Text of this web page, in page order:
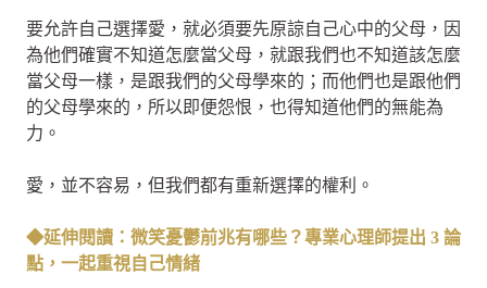
要允許自己選擇愛，就必須要先原諒自己心中的父母，因
為他們確實不知道怎麼當父母，就跟我們也不知道該怎麼
當父母一樣，是跟我們的父母學來的；而他們也是跟他們
的父母學來的，所以即便怨恨，也得知道他們的無能為
力。
愛，並不容易，但我們都有重新選擇的權利。
◆延伸閱讀：微笑憂鬱前兆有哪些？專業心理師提出 3 論
點，一起重視自己情緒